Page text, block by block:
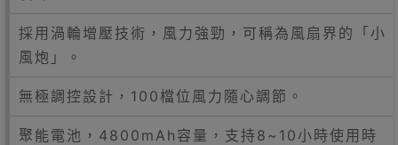
採用渦輪增壓技術，風力強勁，可稱為風扇界的「小
風炮」。
無極調控設計，100檔位風力隨心調節。
聚能電池，4800mAh容量，支持8~10小時使用時